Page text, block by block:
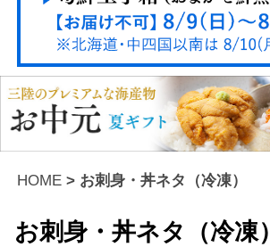
HOME お刺身・丼ネタ（冷凍）
お刺身・丼ネタ（冷凍）